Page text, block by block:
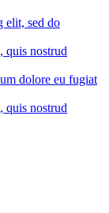
elit, sed do
quis nostrud
dolore eu fugiat
quis nostrud